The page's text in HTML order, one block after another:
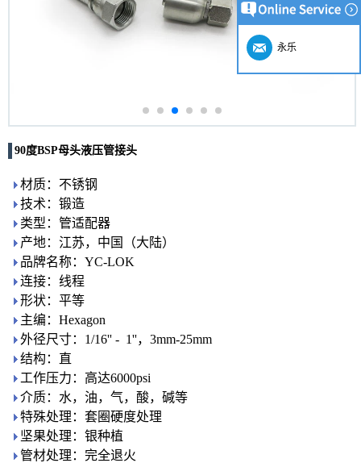
90度BSP母头液压管接头
材质：不锈钢
技术：锻造
类型：管适配器
产地：江苏，中国（大陆）
品牌名称：YC-LOK
连接：线程
形状：平等
主编：Hexagon
外径尺寸：1/16'' - 1''，3mm-25mm
结构：直
工作压力：高达6000psi
介质：水，油，气，酸，碱等
特殊处理：套圈硬度处理
坚果处理：银种植
管材处理：完全退火
永乐